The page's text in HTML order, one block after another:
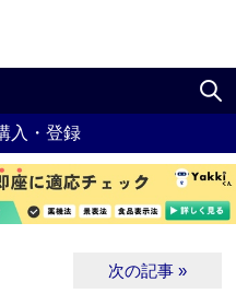
入・登録
次の記事 »